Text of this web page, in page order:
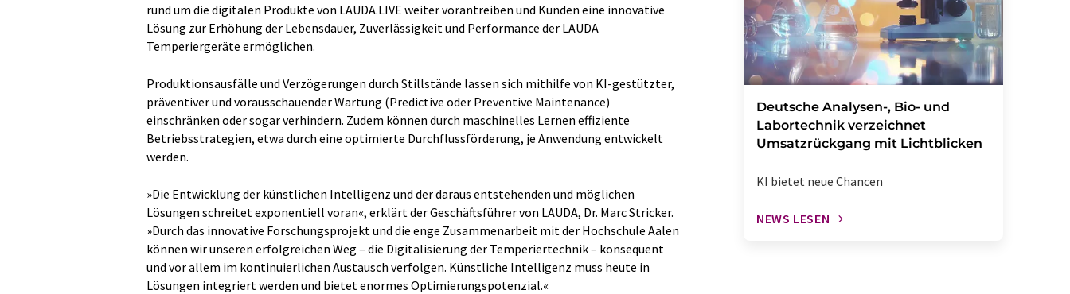
rund um die digitalen Produkte von LAUDA.LIVE weiter vorantreiben und Kunden eine innovative
Lösung zur Erhöhung der Lebensdauer, Zuverlässigkeit und Performance der LAUDA
Temperiergeräte ermöglichen.
Produktionsausfälle und Verzögerungen durch Stillstände lassen sich mithilfe von KI-gestützter,
präventiver und vorausschauender Wartung (Predictive oder Preventive Maintenance)
einschränken oder sogar verhindern. Zudem können durch maschinelles Lernen effiziente
Betriebsstrategien, etwa durch eine optimierte Durchflussförderung, je Anwendung entwickelt
werden.
»Die Entwicklung der künstlichen Intelligenz und der daraus entstehenden und möglichen
Lösungen schreitet exponentiell voran«, erklärt der Geschäftsführer von LAUDA, Dr. Marc Stricker.
»Durch das innovative Forschungsprojekt und die enge Zusammenarbeit mit der Hochschule Aalen
können wir unseren erfolgreichen Weg – die Digitalisierung der Temperiertechnik – konsequent
und vor allem im kontinuierlichen Austausch verfolgen. Künstliche Intelligenz muss heute in
Lösungen integriert werden und bietet enormes Optimierungspotenzial.«
Deutsche Analysen-, Bio- und
Labortechnik verzeichnet
Umsatzrückgang mit Lichtblicken
KI bietet neue Chancen
NEWS LESEN